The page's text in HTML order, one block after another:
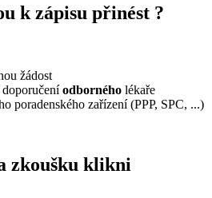
k zápisu přinést ?
žádost
odborného lékaře
poradenského zařízení (PPP, SPC, ...)
zkoušku klikni